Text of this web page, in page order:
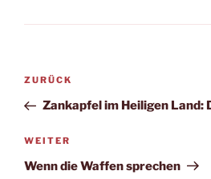
Beitragsnavigation
Vorheriger
Beitrag
ZURÜCK
Zankapfel im Heiligen Land:
Nächster
Beitrag
WEITER
Wenn die Waffen sprechen